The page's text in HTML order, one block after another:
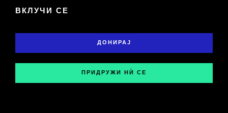
ВКЛУЧИ СЕ
ДОНИРАЈ
ПРИДРУЖИ НЍ СЕ